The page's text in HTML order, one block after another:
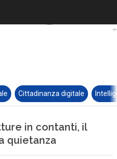
Cittadinanza digitale
in contanti, il
quietanza